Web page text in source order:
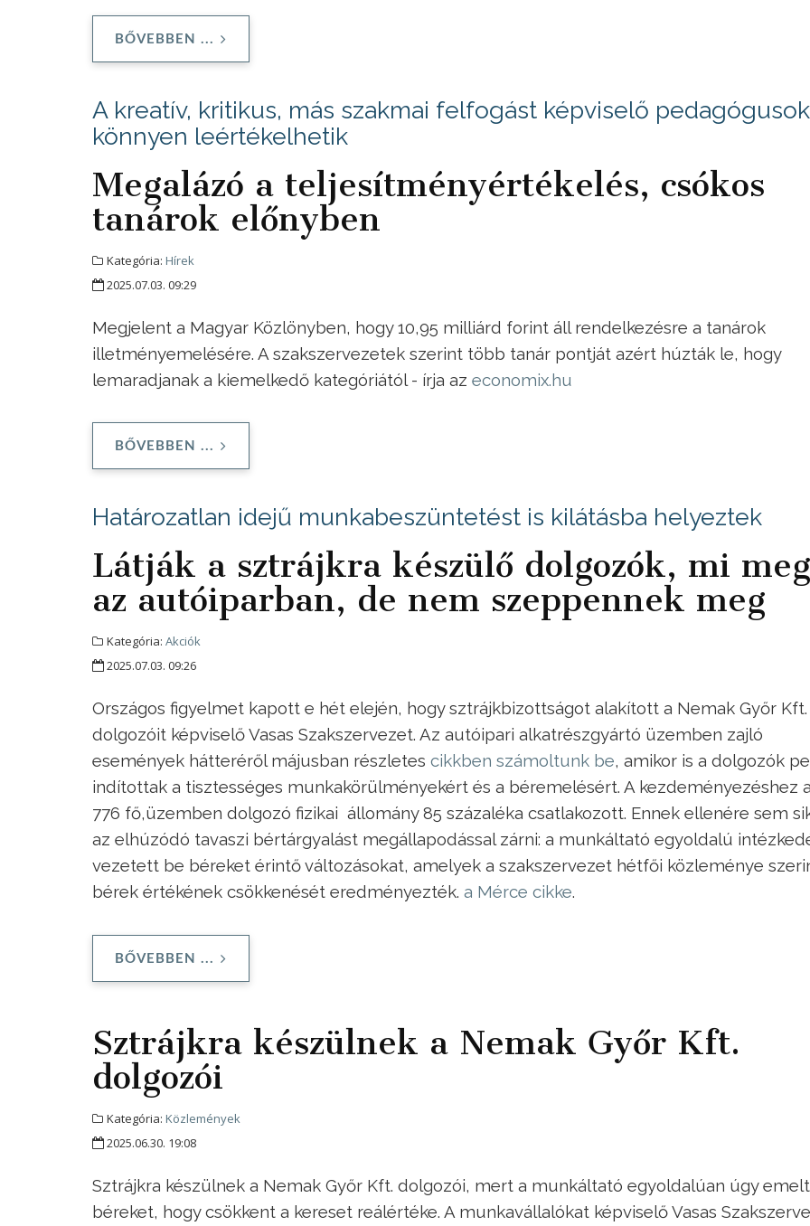
BŐVEBBEN ...
A kreatív, kritikus, más szakmai felfogást képviselő
könnyen leértékelhetik
Megalázó a teljesítményértékelés, csókos
tanárok előnyben
Kategória: Hírek
2025.07.03. 09:29
Megjelent a Magyar Közlönyben, hogy 10,95 milliárd forint áll rendelkezésre a tanárok
illetményemelésére. A szakszervezetek szerint több tanár pontját azért húzták le, hogy
lemaradjanak a kiemelkedő kategóriától - írja az economix.hu
BŐVEBBEN ...
Határozatlan idejű munkabeszüntetést is kilátásba helyeztek
Látják a sztrájkra készülő dolgozók, mi
az autóiparban, de nem szeppennek meg
Kategória: Akciók
2025.07.03. 09:26
Országos figyelmet kapott e hét elején, hogy sztrájkbizottságot alakított a Nemak Győr Kft.
dolgozóit képviselő Vasas Szakszervezet. Az autóipari alkatrészgyártó üzemben zajló
események hátteréről májusban részletes cikkben számoltunk be, amikor is a dolgozók
indítottak a tisztességes munkakörülményekért és a béremelésért. A kezdeményezéshez
776 fő,üzemben dolgozó fizikai állomány 85 százaléka csatlakozott. Ennek ellenére sem
az elhúzódó tavaszi bértárgyalást megállapodással zárni: a munkáltató egyoldalú
vezetett be béreket érintő változásokat, amelyek a szakszervezet hétfői közleménye
bérek értékének csökkenését eredményezték. a Mérce cikke.
BŐVEBBEN ...
Sztrájkra készülnek a Nemak Győr Kft.
dolgozói
Kategória: Közlemények
2025.06.30. 19:08
Sztrájkra készülnek a Nemak Győr Kft. dolgozói, mert a munkáltató egyoldalúan úgy
béreket, hogy csökkent a kereset reálértéke. A munkavállalókat képviselő Vasas